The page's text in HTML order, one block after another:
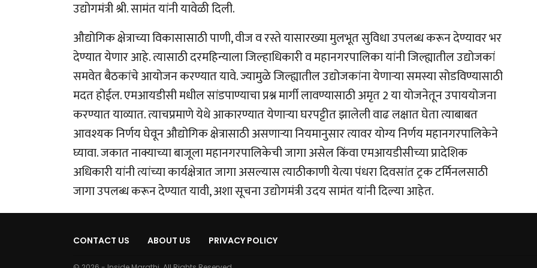
उद्योगमंत्री श्री. सामंत यांनी यावेळी दिली.
औद्योगिक क्षेत्राच्या विकासासाठी पाणी, वीज व रस्ते यासारख्या मुलभूत सुविधा उपलब्ध करून देण्यावर भर
देण्यात येणार आहे. त्यासाठी दरमहिन्याला जिल्हाधिकारी व महानगरपालिका यांनी जिल्ह्यातील उद्योजकां
समवेत बैठकांचे आयोजन करण्यात यावे. ज्यामुळे जिल्ह्यातील उद्योजकांना येणाऱ्या समस्या सोडविण्यासाठी
मदत होईल. एमआयडीसी मधील सांडपाण्याचा प्रश्न मार्गी लावण्यासाठी अमृत 2 या योजनेतून उपाययोजना
करण्यात याव्यात. त्याचप्रमाणे येथे आकारण्यात येणाऱ्या घरपट्टीत झालेली वाढ लक्षात घेता त्याबाबत
आवश्यक निर्णय घेवून औद्योगिक क्षेत्रासाठी असणाऱ्या नियमानुसार त्यावर योग्य निर्णय महानगरपालिकेने
घ्यावा. जकात नाक्याच्या बाजूला महानगरपालिकेची जागा असेल किंवा एमआयडीसीच्या प्रादेशिक
अधिकारी यांनी त्यांच्या कार्यक्षेत्रात जागा असल्यास त्याठीकाणी येत्या पंधरा दिवसांत ट्रक टर्मिनलसाठी
जागा उपलब्ध करून देण्यात यावी, अशा सूचना उद्योगमंत्री उदय सामंत यांनी दिल्या आहेत.
CONTACT US ABOUT US PRIVACY POLICY